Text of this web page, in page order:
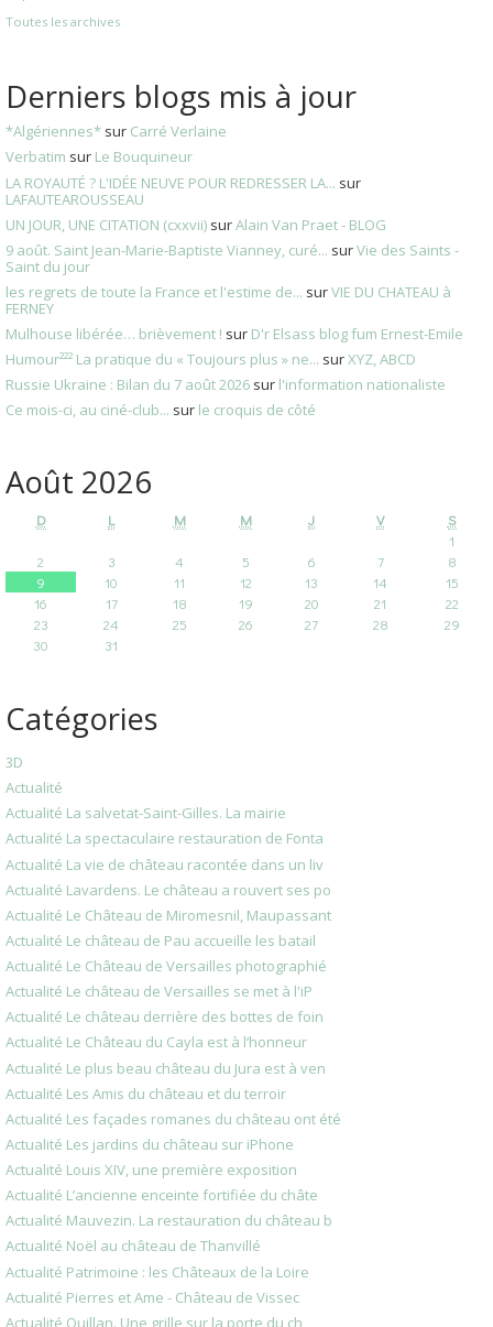
Toutes les archives
Derniers blogs mis à jour
*Algériennes* sur Carré Verlaine
Verbatim sur Le Bouquineur
LA ROYAUTÉ ? L'IDÉE NEUVE POUR REDRESSER LA... sur
LAFAUTEAROUSSEAU
UN JOUR, UNE CITATION (cxxvii) surAlain Van Praet - BLOG
9 août. Saint Jean-Marie-Baptiste Vianney, curé... surVie des Saints -
Saint du jour
les regrets de toute la France et l'estime de... surVIE DU CHATEAU à
FERNEY
Mulhouse libérée… brièvement ! sur D'r Elsass blog fum Ernest-Emile
Humour²²² La pratique du « Toujours plus » ne... surXYZ, ABCD
Russie Ukraine : Bilan du 7 août 2026 sur l'information nationaliste
Ce mois-ci, au ciné-club... sur le croquis de côté
Août 2026
D L M M J V
S
1
2
3 4 5 6 7
8
9
10 11 12 13 14
15
16
17 18 19 20 21
22
23
24 25 26 27 28
29
30
31
Catégories
3D
Actualité
Actualité La salvetat-Saint-Gilles. La mairie
Actualité La spectaculaire restauration de Fonta
Actualité La vie de château racontée dans un liv
Actualité Lavardens. Le château a rouvert ses po
Actualité Le Château de Miromesnil, Maupassant
Actualité Le château de Pau accueille les batail
Actualité Le Château de Versailles photographié
Actualité Le château de Versailles se met à l'iP
Actualité Le château derrière des bottes de foin
Actualité Le Château du Cayla est à l’honneur
Actualité Le plus beau château du Jura est à ven
Actualité Les Amis du château et du terroir
Actualité Les façades romanes du château ont été
Actualité Les jardins du château sur iPhone
Actualité Louis XIV, une première exposition
Actualité L’ancienne enceinte fortifiée du châte
Actualité Mauvezin. La restauration du château b
Actualité Noël au château de Thanvillé
Actualité Patrimoine : les Châteaux de la Loire
Actualité Pierres et Ame - Château de Vissec
Actualité Quillan. Une grille sur la porte du ch